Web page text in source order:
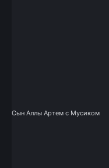
Сын Аллы Артем с Мусиком